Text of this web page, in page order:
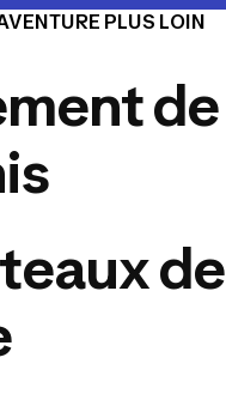
PLUS LOIN
de
de